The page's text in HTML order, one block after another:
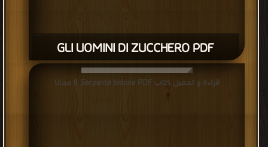
GLI UOMINI DI ZUCCHERO PDF
قراءة و تحميل كتاب Il Serpente bidone PDF مجانا